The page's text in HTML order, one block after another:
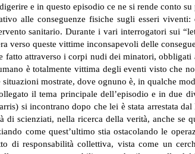
e in questo episodio ce ne si rende conto
alle conseguenze fisiche sugli esseri
sanitario. Durante i vari interrogatori sui
verso queste vittime inconsapevoli delle
attraverso i corpi nudi dei minatori,
è totalmente vittima degli eventi visto che
mostrate, dove ognuno è, in qualche
il tema principale dell’episodio e in due
si incontrano dopo che lei è stata arrestata
di scienziati, nella ricerca della verità, anche se
come quest’ultimo stia ostacolando le
di responsabilità collettiva, vista come un